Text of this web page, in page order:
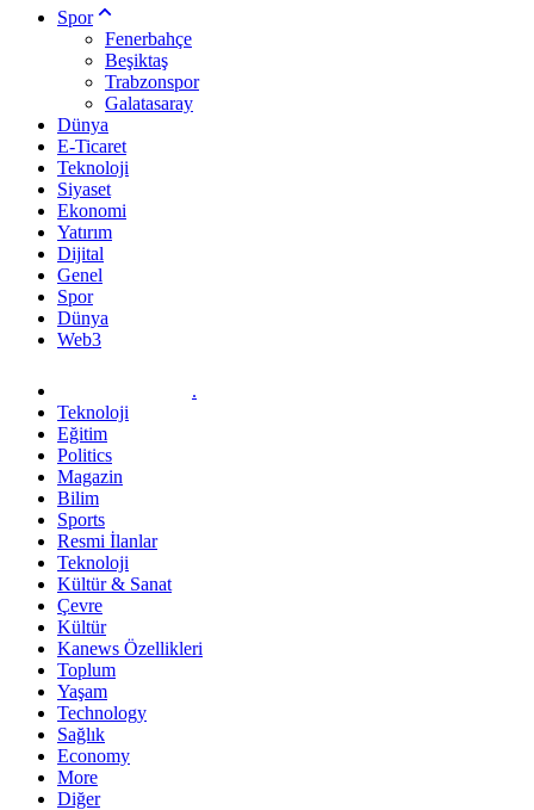
Spor
Fenerbahçe
Beşiktaş
Trabzonspor
Galatasaray
Dünya
E-Ticaret
Teknoloji
Siyaset
Ekonomi
Yatırım
Dijital
Genel
Spor
Dünya
Web3
.
Teknoloji
Eğitim
Politics
Magazin
Bilim
Sports
Resmi İlanlar
Teknoloji
Kültür & Sanat
Çevre
Kültür
Kanews Özellikleri
Toplum
Yaşam
Technology
Sağlık
Economy
More
Diğer